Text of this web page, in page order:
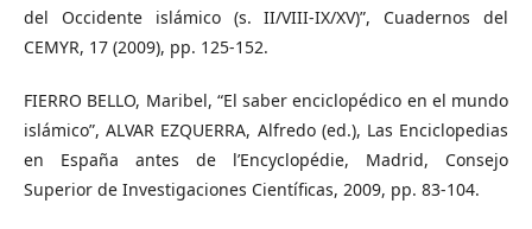
del Occidente islámico (s. II/VIII-IX/XV)”, Cuadernos del
CEMYR, 17 (2009), pp. 125-152.
FIERRO BELLO, Maribel, “El saber enciclopédico en el mundo
islámico”, ALVAR EZQUERRA, Alfredo (ed.), Las Enciclopedias
en España antes de l’Encyclopédie, Madrid, Consejo
Superior de Investigaciones Científicas, 2009, pp. 83-104.